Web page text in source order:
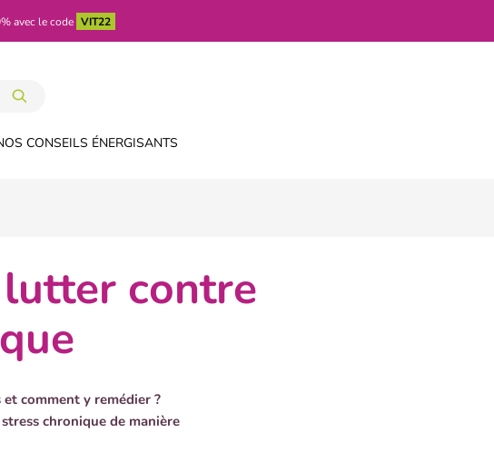
avec le code VIT22
CONSEILS ÉNERGISANTS
comment y remédier ?
chronique de manière